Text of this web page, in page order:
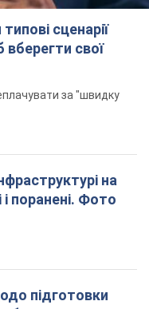
на
поранені. Фото
підготовки
готуються
проєкту FREYJA